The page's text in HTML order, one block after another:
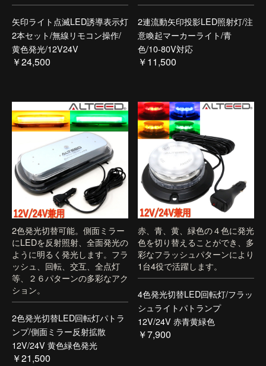
矢印ライト点滅LED誘導表示灯
2本セット/無線リモコン操作/
黄色発光/12V24V
￥24,500
2連流動矢印投影LED照射灯/注
意喚起マーカーライト/青
色/10-80V対応
￥11,500
2色発光切替可能。側面ミラー
にLEDを反射照射、全面発光の
ように明るく発光します。フラ
ッシュ、回転、交互、全点灯
等、２６パターンの多彩なアク
ション。
2色発光切替LED回転灯パトラ
ンプ/側面ミラー反射拡散
12V/24V 黄色緑色発光
￥21,500
赤、青、黄、緑色の４色に発光
色を切り替えることができ、多
彩なフラッシュパターンにより
1台4役で活躍します。
4色発光切替LED回転灯/フラッ
シュライトパトランプ
12V/24V 赤青黄緑色
￥7,900